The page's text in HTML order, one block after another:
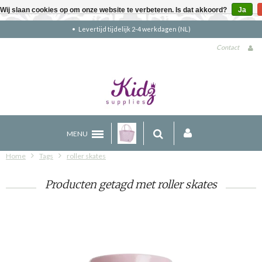
Levertijd tijdelijk 2-4 werkdagen (NL)
Contact
MENU
Home Tags roller skates
Producten getagd met roller skates
Wij slaan cookies op om onze website te verbeteren. Is dat akkoord? Ja